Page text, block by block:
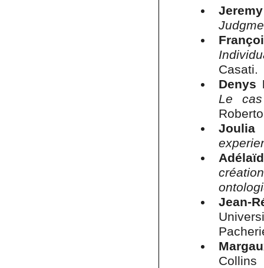
Casati.
Denys
Le
Joulia
Jean-
Collins